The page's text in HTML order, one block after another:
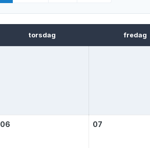
torsdag fredag
06 07